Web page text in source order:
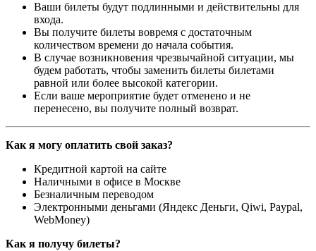
Ваши билеты будут подлинными и действительны для
входа.
Вы получите билеты вовремя с достаточным
количеством времени до начала события.
В случае возникновения чрезвычайной ситуации, мы
будем работать, чтобы заменить билеты билетами
равной или более высокой категории.
Если ваше мероприятие будет отменено и не
перенесено, вы получите полный возврат.
Как я могу оплатить свой заказ?
Кредитной картой на сайте
Наличными в офисе в Москве
Безналичным переводом
Электронными деньгами (Яндекс Деньги, Qiwi, Paypal,
WebMoney)
Как я получу билеты?